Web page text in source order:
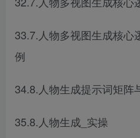
33.7.人物多视图生成核心
例
34.8.人物生成提示词矩阵
35.8.人物生成_实操